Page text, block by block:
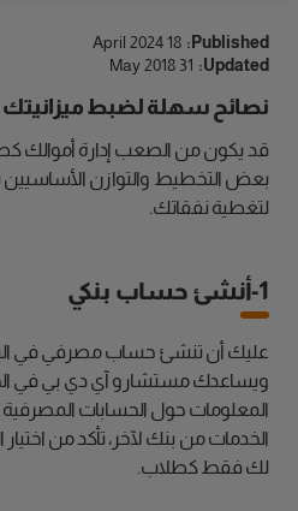
Published:
18 April 2024
Updated:
31 May 2018
نصائح سهلة لضبط ميزانيتك
قد يكون من الصعب إدارة أموالك
بعض التخطيط والتوازن الأساسيين
لتغطية نفقاتك.
1-أنشئ حساب بنكي
عليك أن تنشئ حساب مصرفي في
ويساعدك مستشارو آي دي بي في
المعلومات حول الحسابات المصرفية
الخدمات من بنك لآخر، تأكد من
لك فقط كطلاب.